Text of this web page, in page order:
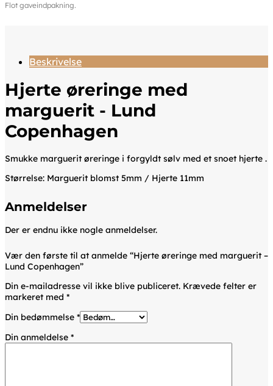
Flot gaveindpakning.
Beskrivelse
Hjerte øreringe med
marguerit - Lund
Copenhagen
Smukke marguerit øreringe i forgyldt sølv med et snoet hjerte .
Størrelse: Marguerit blomst 5mm / Hjerte 11mm
Anmeldelser
Der er endnu ikke nogle anmeldelser.
Vær den første til at anmelde “Hjerte øreringe med marguerit –
Lund Copenhagen”
Din e-mailadresse vil ikke blive publiceret. Krævede felter er
markeret med *
Din bedømmelse *
Din anmeldelse *